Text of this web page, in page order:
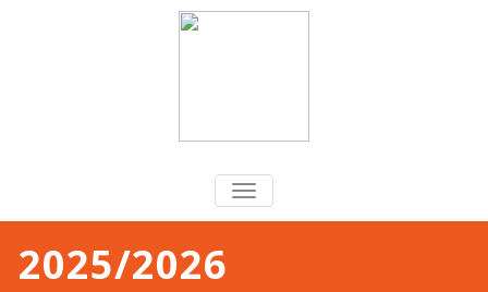
TOGGLE
NAVIGATION
2025/2026